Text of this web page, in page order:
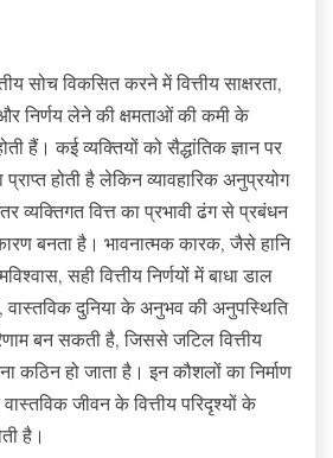
सोच विकसित करने में वित्तीय साक्षरता,
निर्णय लेने की क्षमताओं की कमी के
हैं। कई व्यक्तियों को सैद्धांतिक ज्ञान पर
होती है लेकिन व्यावहारिक अनुप्रयोग
व्यक्तिगत वित्त का प्रभावी ढंग से प्रबंधन
बनता है। भावनात्मक कारक, जैसे हानि
सही वित्तीय निर्णयों में बाधा डाल
दुनिया के अनुभव की अनुपस्थिति
बन सकती है, जिससे जटिल वित्तीय
कठिन हो जाता है। इन कौशलों का निर्माण
जीवन के वित्तीय परिदृश्यों के
है।